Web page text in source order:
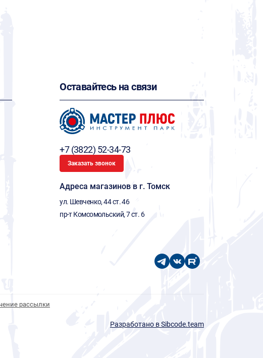
Оставайтесь на связи
+7 (3822) 52-34-73
Заказать звонок
Адреса магазинов в г. Томск
ул. Шевченко, 44 ст. 46
пр-т Комсомольский, 7 ст. 6
рассылки
Разработано в Sibcode.team